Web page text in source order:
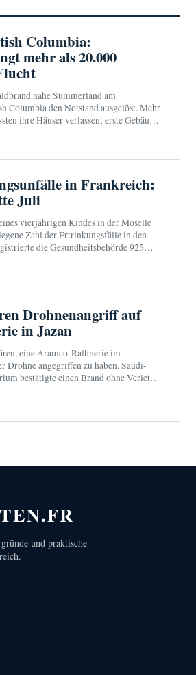
Columbia:
mehr als 20.000
nahe Summerland am
Columbia den Notstand ausgelöst. Mehr
ihre Häuser verlassen; erste Gebäude
in Frankreich:
Juli
vierjährigen Kindes in der Moselle
Zahl der Ertrinkungsfälle in den
die Gesundheitsbehörde 925
Drohnenangriff auf
in Jazan
eine Aramco-Raffinerie im
Drohne angegriffen zu haben. Saudi-
bestätigte einen Brand ohne Verletzte,
und praktische